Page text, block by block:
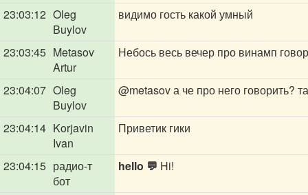
23:03:12 Oleg
Buylov
видимо гость какой умный
23:03:45 Metasov
Artur
Небось весь вечер про винамп
23:04:07 Oleg
Buylov
@metasovа че про него говорить?
23:04:14 Korjavin
Ivan
Приветик гики
23:04:15 радио-т
бот
hello 💬 Hi!